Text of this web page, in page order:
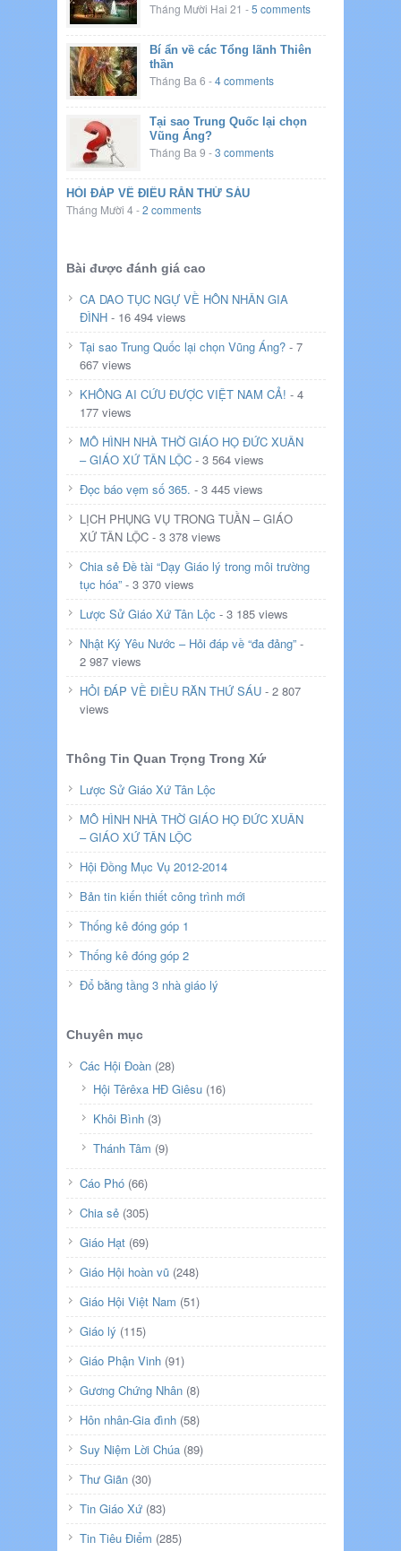
Tháng Mười Hai 21 -5 comments
Bí ẩn về các Tổng lãnh Thiên
thần
Tháng Ba 6 -4 comments
Tại sao Trung Quốc lại chọn
Vũng Áng?
Tháng Ba 9 -3 comments
HỎI ĐÁP VỀ ĐIỀU RĂN THỨ SÁU
Tháng Mười 4-2 comments
Bài được đánh giá cao
CA DAO TỤC NGỰ VỀ HÔN NHÂN GIA
ĐÌNH - 16 494 views
Tại sao Trung Quốc lại chọn Vũng Áng? - 7
667 views
KHÔNG AI CỨU ĐƯỢC VIỆT NAM CẢ! - 4
177 views
MÔ HÌNH NHÀ THỜ GIÁO HỌ ĐỨC XUÂN
– GIÁO XỨ TÂN LỘC - 3 564 views
Đọc báo vẹm số 365. - 3 445 views
LỊCH PHỤNG VỤ TRONG TUẦN – GIÁO
XỨ TÂN LỘC - 3 378 views
Chia sẻ Đề tài “Dạy Giáo lý trong môi trường
tục hóa” - 3 370 views
Lược Sử Giáo Xứ Tân Lộc - 3 185 views
Nhật Ký Yêu Nước – Hỏi đáp về “đa đảng” -
2 987 views
HỎI ĐÁP VỀ ĐIỀU RĂN THỨ SÁU - 2 807
views
Thông Tin Quan Trọng Trong Xứ
Lược Sử Giáo Xứ Tân Lộc
MÔ HÌNH NHÀ THỜ GIÁO HỌ ĐỨC XUÂN
– GIÁO XỨ TÂN LỘC
Hội Đồng Mục Vụ 2012-2014
Bản tin kiến thiết công trình mới
Thống kê đóng góp 1
Thống kê đóng góp 2
Đổ bằng tầng 3 nhà giáo lý
Chuyên mục
Các Hội Đoàn (28)
Hội Têrêxa HĐ Giêsu (16)
Khôi Bình (3)
Thánh Tâm (9)
Cáo Phó (66)
Chia sẻ (305)
Giáo Hạt (69)
Giáo Hội hoàn vũ (248)
Giáo Hội Việt Nam (51)
Giáo lý (115)
Giáo Phận Vinh (91)
Gương Chứng Nhân (8)
Hôn nhân-Gia đình (58)
Suy Niệm Lời Chúa (89)
Thư Giãn (30)
Tin Giáo Xứ (83)
Tin Tiêu Điểm (285)